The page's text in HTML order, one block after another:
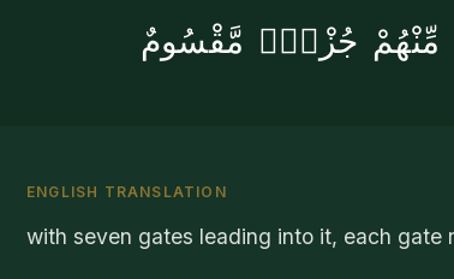
مِّنْهُمْ جُزْءٌۭ مَّقْسُومٌ
ENGLISH TRANSLATION
with seven gates leading into it, each